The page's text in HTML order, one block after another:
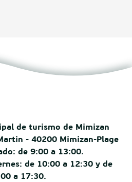
de turismo de Mimizan
- 40200 Mimizan-Plage
de 9:00 a 13:00.
de 10:00 a 12:30 y de
a 17:30.